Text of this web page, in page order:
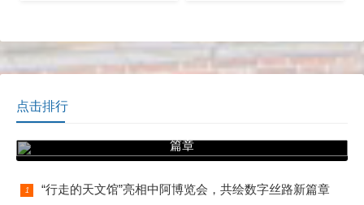
XR+AI技术和沉浸式科普体
验，成为展会的一大亮点，
点击排行
“行走的天文馆”亮相中阿博览会，共绘数字丝路新
篇章
“行走的天文馆”亮相中阿博览会，共绘数字丝路新篇章